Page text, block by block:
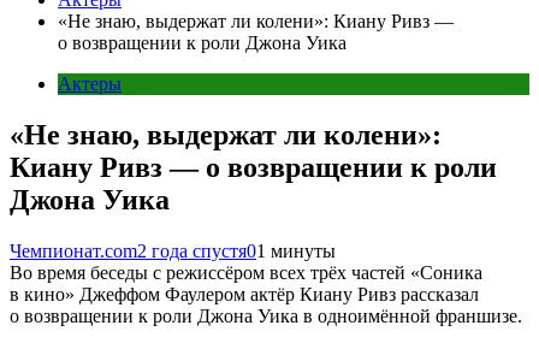
«Не знаю, выдержат ли колени»: Киану Ривз —
о возвращении к роли Джона Уика
Актеры
«Не знаю, выдержат ли колени»:
Киану Ривз — о возвращении к роли
Джона Уика
Чемпионат.com2 года спустя01 минуты
Во время беседы с режиссёром всех трёх частей «Соника
в кино» Джеффом Фаулером актёр Киану Ривз рассказал
о возвращении к роли Джона Уика в одноимённой франшизе.